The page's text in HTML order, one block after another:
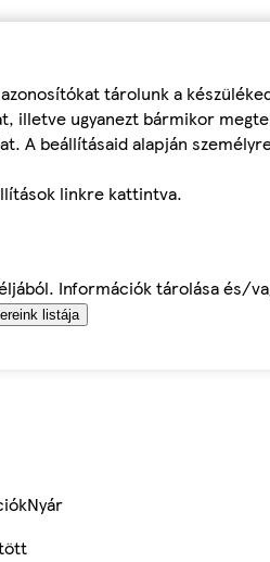
tárolunk a
illetve ugyanezt bármikor
A beállításaid alapján
linkre kattintva.
Információk tárolása és/
listája
Nyár